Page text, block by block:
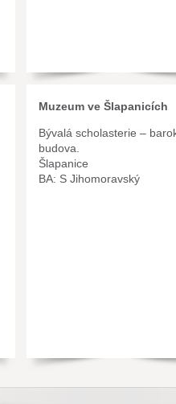
Muzeum ve Šlapanicích
Bývalá scholasterie –
budova.
Šlapanice
BA: S Jihomoravský